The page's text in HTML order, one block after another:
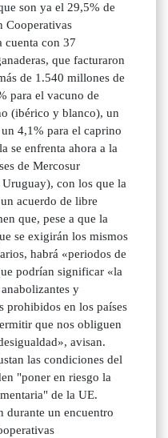
son ya el 29,5% de
Cooperativas
cuenta con 37
que facturaron
de 1.540 millones de
para el vacuno de
(ibérico y blanco), un
4,1% para el caprino
se enfrenta ahora a la
de Mercosur
con los que la
acuerdo de libre
que, pese a que la
se exigirán los mismos
habrá «periodos de
podrían significar «la
y
prohibidos en los países
que nos obliguen
avisan.
las condiciones del
"poner en riesgo la
de la UE.
durante un encuentro